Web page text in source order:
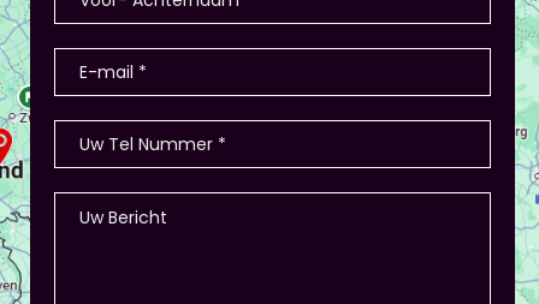
producten? - Of in Amsterdam 2 jaar terug: eerst
stellen de deelnemers zich voor (1-2 minuten
presentatie), hier waren ook winkeltjes, maar ook
memory met de producten, ze in categorieën
opdelen (grootte/kleur/soort) en andere spelletjes.
- Als je hierbij je eigen creativiteit in wil zetten is
dat altijd mogelijk! Maar: overleg dit dan wel met
Piet of hij dit wil in plaats van een eindpresentatie
+ zorg ervoor dat de deelnemers wel hun